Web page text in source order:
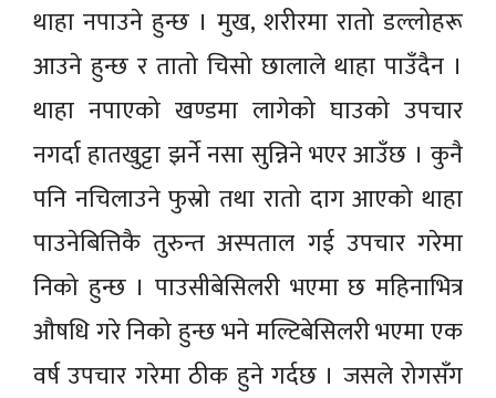
थाहा नपाउने हुन्छ । मुख, शरीरमा रातो डल्लोहरू
आउने हुन्छ र तातो चिसो छालाले थाहा पाउँदैन ।
थाहा नपाएको खण्डमा लागेको घाउको उपचार
नगर्दा हातखुट्टा झर्ने नसा सुन्निने भएर आउँछ । कुनै
पनि नचिलाउने फुस्रो तथा रातो दाग आएको थाहा
पाउनेबित्तिकै तुरुन्त अस्पताल गई उपचार गरेमा
निको हुन्छ । पाउसीबेसिलरी भएमा छ महिनाभित्र
औषधि गरे निको हुन्छ भने मल्टिबेसिलरी भएमा एक
वर्ष उपचार गरेमा ठीक हुने गर्दछ । जसले रोगसँग